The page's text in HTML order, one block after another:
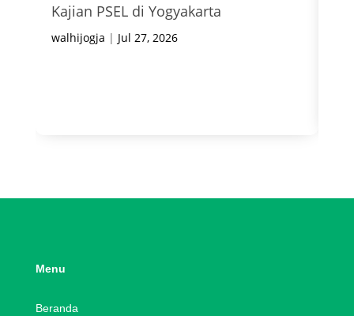
Kajian PSEL di Yogyakarta
walhijogja | Jul 27, 2026
Menu
Beranda